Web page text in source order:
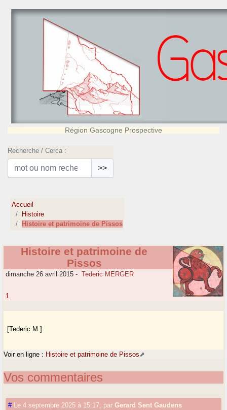
Région Gascogne Prospective
Recherche / Cerca :
>>
Accueil
Histoire
Histoire et patrimoine de Pissos
Histoire et patrimoine de
Pissos
dimanche 26 avril 2015 - Tederic MERGER
1
[Tederic M.]
Voir en ligne : Histoire et patrimoine de Pissos
Vos commentaires
# Le 4 septembre 2025 à 15:17 parGerard Sent Gaudens